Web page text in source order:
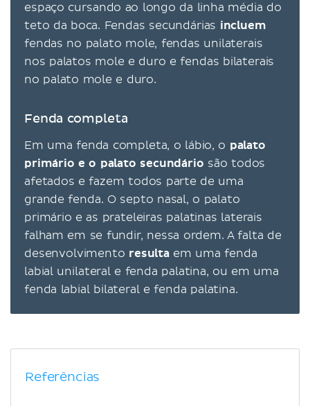
espaço cursando ao longo da linha média do
teto da boca. Fendas secundárias incluem
fendas no palato mole, fendas unilaterais
nos palatos mole e duro e fendas bilaterais
no palato mole e duro.
Fenda completa
Em uma fenda completa, o lábio, o palato
primário e o palato secundário são todos
afetados e fazem todos parte de uma
grande fenda. O septo nasal, o palato
primário e as prateleiras palatinas laterais
falham em se fundir, nessa ordem. A falta de
desenvolvimento resultaem uma fenda
labial unilateral e fenda palatina, ou em uma
fenda labial bilateral e fenda palatina.
Referências